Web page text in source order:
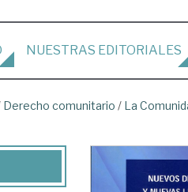
NUESTRAS EDITORIALES
Derecho comunitario / La